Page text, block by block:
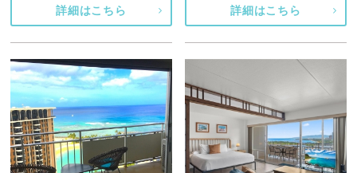
詳細はこちら 詳細はこちら